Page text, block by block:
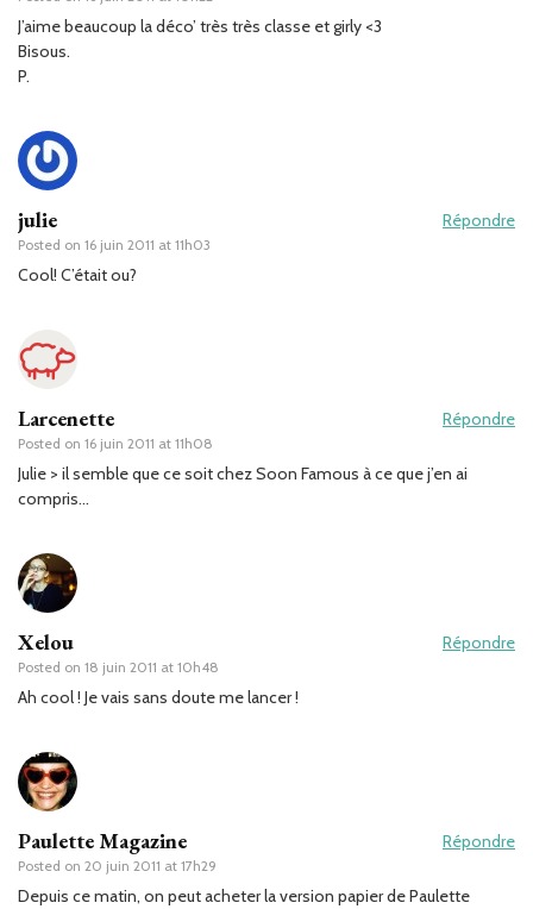
J’aime beaucoup la déco’ très très classe et girly <3
Bisous.
P.
julie
Posted on 16 juin 2011 at 11h03
Répondre
Cool! C’était ou?
Larcenette
Posted on 16 juin 2011 at 11h08
Répondre
Julie > il semble que ce soit chez Soon Famous à ce que j’en ai
compris…
Xelou
Posted on 18 juin 2011 at 10h48
Répondre
Ah cool ! Je vais sans doute me lancer !
Paulette Magazine
Posted on 20 juin 2011 at 17h29
Répondre
Depuis ce matin, on peut acheter la version papier de Paulette